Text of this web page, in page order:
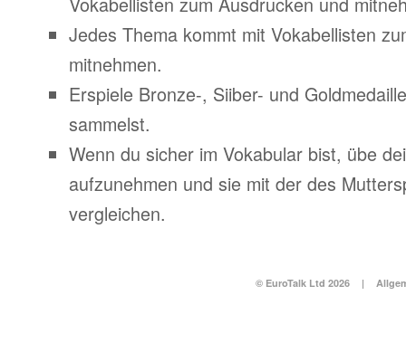
Jedes Thema kommt mit Vokabellisten
mitnehmen.
Erspiele Bronze-, Siiber- und
sammelst.
Wenn du sicher im Vokabular bist, übe
aufzunehmen und sie mit der des
vergleichen.
© EuroTalk Ltd 2026 |